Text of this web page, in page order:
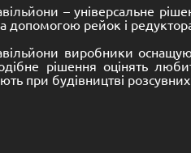
– універсальне
допомогою рейок і
виробники
рішення оцінять
при будівництві розсувних